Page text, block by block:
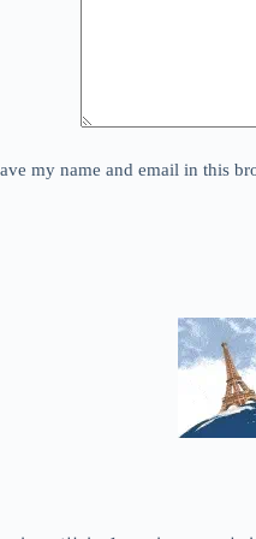
my name and email in this